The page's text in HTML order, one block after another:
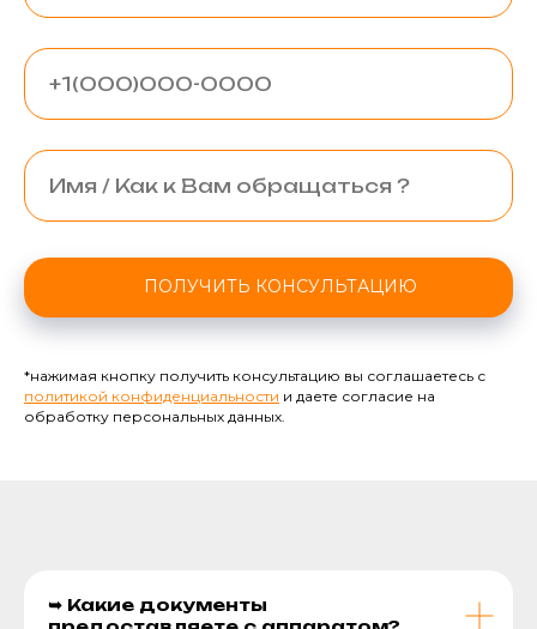
ПОЛУЧИТЬ КОНСУЛЬТАЦИЮ
*нажимая кнопку получить консультацию вы соглашаетесь с
политикой конфиденциальности и даете согласие на
обработку персональных данных.
➥ Какие документы